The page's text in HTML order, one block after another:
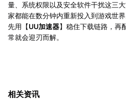
量、系统权限以及安全软件干扰这三
家都能在数分钟内重新投入到游戏世
先用【UU加速器】稳住下载链路，再
常就会迎刃而解。
相关资讯